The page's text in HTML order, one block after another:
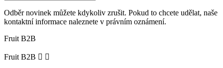
Odběr novinek můžete kdykoliv zrušit. Pokud to chcete udělat, naše
kontaktní informace naleznete v právním oznámení.
Fruit B2B
Fruit B2B  